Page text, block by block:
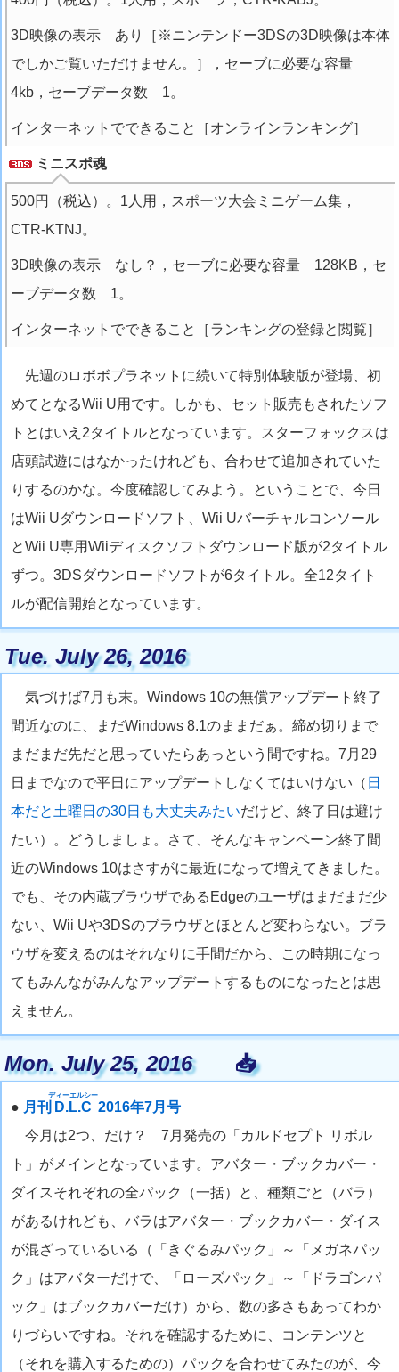
3D映像の表示 あり［※ニンテンドー3DSの3D映像は本体
でしかご覧いただけません。］，セーブに必要な容量
4kb，セーブデータ数 1。
インターネットでできること［オンラインランキング］
ミニスポ魂
500円（税込）。1人用，スポーツ大会ミニゲーム集，
CTR-KTNJ。
3D映像の表示 なし？，セーブに必要な容量 128KB，セ
ーブデータ数 1。
インターネットでできること［ランキングの登録と閲覧］
先週のロボボプラネットに続いて特別体験版が登場、初
めてとなるWii U用です。しかも、セット販売もされたソフ
トとはいえ2タイトルとなっています。スターフォックスは
店頭試遊にはなかったけれども、合わせて追加されていた
りするのかな。今度確認してみよう。ということで、今日
はWii Uダウンロードソフト、Wii Uバーチャルコンソール
とWii U専用Wiiディスクソフトダウンロード版が2タイトル
ずつ。3DSダウンロードソフトが6タイトル。全12タイト
ルが配信開始となっています。
Tue. July 26, 2016
気づけば7月も末。Windows 10の無償アップデート終了
間近なのに、まだWindows 8.1のままだぁ。締め切りまで
まだまだ先だと思っていたらあっという間ですね。7月29
日までなので平日にアップデートしなくてはいけない（ 日
本だと土曜日の30日も大丈夫みたいだけど、終了日は避け
たい）。どうしましょ。さて、そんなキャンペーン終了間
近のWindows 10はさすがに最近になって増えてきました。
でも、その内蔵ブラウザであるEdgeのユーザはまだまだ少
ない、Wii Uや3DSのブラウザとほとんど変わらない。ブラ
ウザを変えるのはそれなりに手間だから、この時期になっ
てもみんながみんなアップデートするものになったとは思
えません。
Mon. July 25, 2016📥
● 月刊 D.L.C
ディーエルシー
2016年7月号
今月は2つ、だけ？ 7月発売の「カルドセプト リボル
ト」がメインとなっています。アバター・ブックカバー・
ダイスそれぞれの全パック（一括）と、種類ごと（バラ）
があるけれども、バラはアバター・ブックカバー・ダイス
が混ざっているいる（「きぐるみパック」～「メガネパッ
ク」はアバターだけで、「ローズパック」～「ドラゴンパ
ック」はブックカバーだけ）から、数の多さもあってわか
りづらいですね。それを確認するために、コンテンツと
（それを購入するための）パックを合わせてみたのが、今